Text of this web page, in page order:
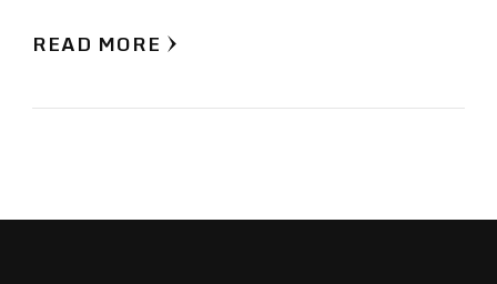
READ MORE